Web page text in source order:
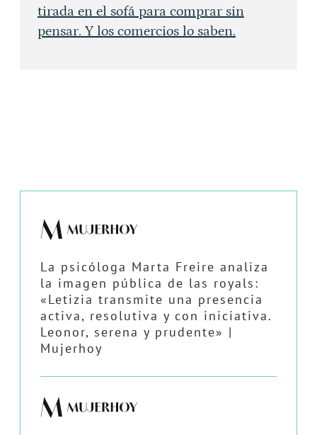
tirada en el sofá para comprar sin
pensar. Y los comercios lo saben.
La psicóloga Marta Freire analiza
la imagen pública de las royals:
«Letizia transmite una presencia
activa, resolutiva y con iniciativa.
Leonor, serena y prudente» |
Mujerhoy